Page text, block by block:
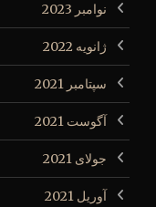
نوامبر 2023
ژانویه 2022
سپتامبر 2021
آگوست 2021
جولای 2021
آوریل 2021